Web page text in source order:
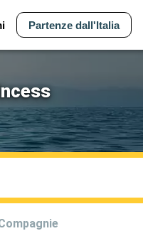
Partenze dall'Italia